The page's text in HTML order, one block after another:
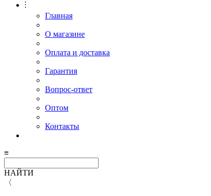
⫶
Главная
О магазине
Оплата и доставка
Гарантия
Вопрос-ответ
Оптом
Контакты
≡
НАЙТИ
〈